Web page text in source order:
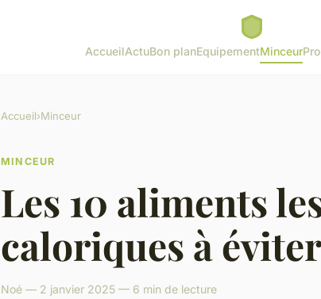
AccueilActuBon planEquipementMinceur
Accueil›Minceur
MINCEUR
Les 10 aliments
caloriques à éviter
Noé — 2 janvier 2025 — 6 min de lecture